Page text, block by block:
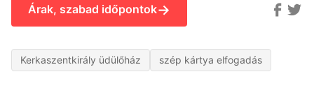
Árak, szabad időpontok→
Kerkaszentkirály üdülőház szép kártya elfogadás